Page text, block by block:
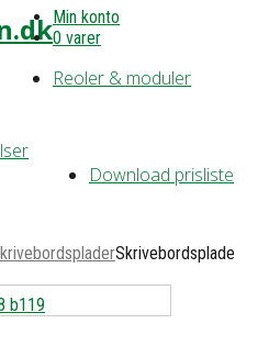
Min konto
0 varer
Reoler & moduler
Download prisliste
Skrivebordsplade